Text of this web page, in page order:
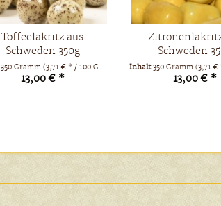
Toffeelakritz aus
Schweden 350g
350 Gramm (3,71 € * / 100 Gramm)
13,00 € *
Schweden
Inhalt350 Gramm(3,71 € * /
13,00 € *